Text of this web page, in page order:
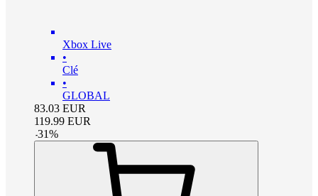
Xbox Live
•
Clé
•
GLOBAL
83.03 EUR
119.99 EUR
-31%